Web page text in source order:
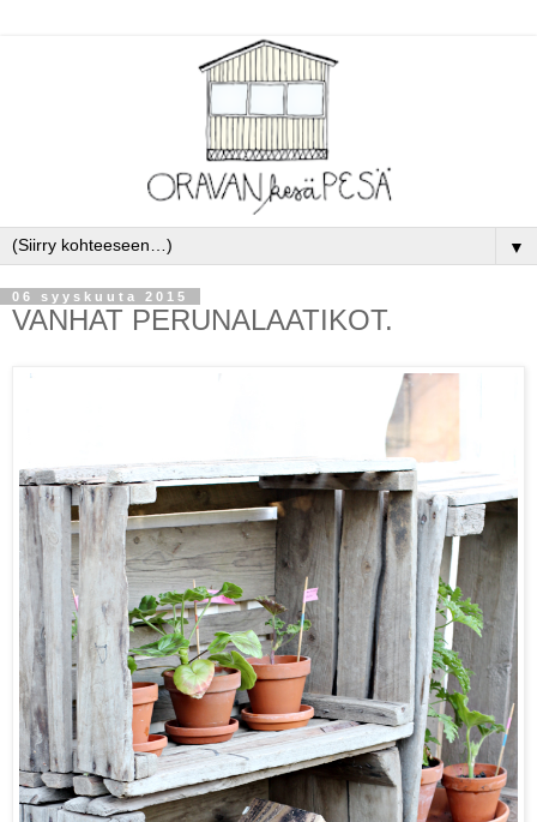
▼
06 syyskuuta 2015
VANHAT PERUNALAATIKOT.